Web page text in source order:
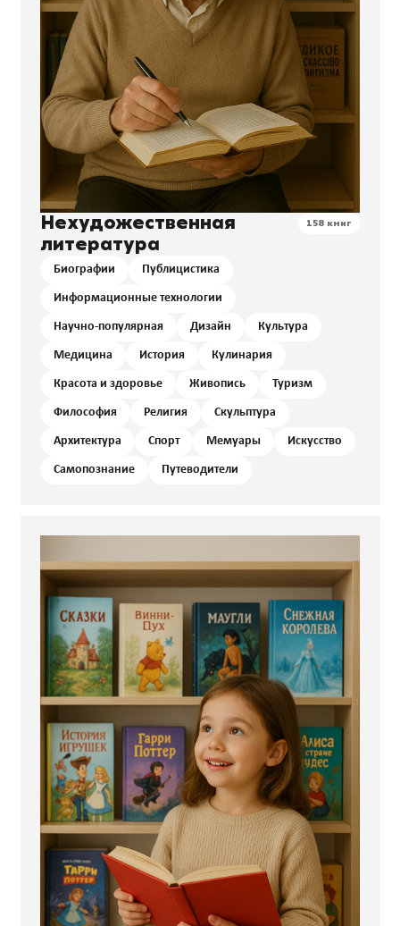
Нехудожественная
литература
158 книг
Биографии Публицистика
Информационные технологии
Научно-популярная Дизайн Культура
Медицина История Кулинария
Красота и здоровье Живопись Туризм
Философия Религия Скульптура
Архитектура Спорт Мемуары Искусство
Самопознание Путеводители